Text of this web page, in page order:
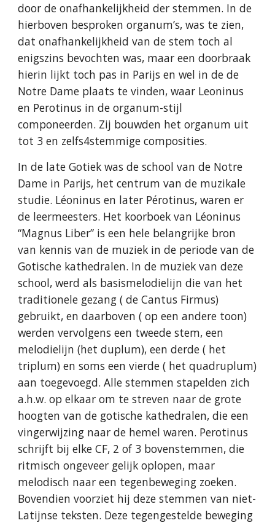
door de onafhankelijkheid der stemmen. In de
hierboven besproken organum’s, was te zien,
dat onafhankelijkheid van de stem toch al
enigszins bevochten was, maar een doorbraak
hierin lijkt toch pas in Parijs en wel in de de
Notre Dame plaats te vinden, waar Leoninus
en Perotinus in de organum-stijl
componeerden. Zij bouwden het organum uit
tot 3 en zelfs4stemmige composities.
In de late Gotiek was de school van de Notre
Dame in Parijs, het centrum van de muzikale
studie. Léoninus en later Pérotinus, waren er
de leermeesters. Het koorboek van Léoninus
“Magnus Liber” is een hele belangrijke bron
van kennis van de muziek in de periode van de
Gotische kathedralen. In de muziek van deze
school, werd als basismelodielijn die van het
traditionele gezang ( de Cantus Firmus)
gebruikt, en daarboven ( op een andere toon)
werden vervolgens een tweede stem, een
melodielijn (het duplum), een derde ( het
triplum) en soms een vierde ( het quadruplum)
aan toegevoegd. Alle stemmen stapelden zich
a.h.w. op elkaar om te streven naar de grote
hoogten van de gotische kathedralen, die een
vingerwijzing naar de hemel waren. Perotinus
schrijft bij elke CF, 2 of 3 bovenstemmen, die
ritmisch ongeveer gelijk oplopen, maar
melodisch naar een tegenbeweging zoeken.
Bovendien voorziet hij deze stemmen van niet-
Latijnse teksten. Deze tegengestelde beweging